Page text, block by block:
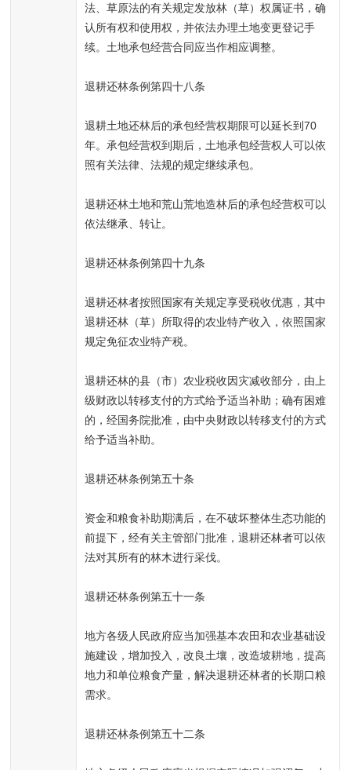
法、草原法的有关规定发放林（草）权属证书，确
认所有权和使用权，并依法办理土地变更登记手
续。土地承包经营合同应当作相应调整。
退耕还林条例第四十八条
退耕土地还林后的承包经营权期限可以延长到70
年。承包经营权到期后，土地承包经营权人可以依
照有关法律、法规的规定继续承包。
退耕还林土地和荒山荒地造林后的承包经营权可以
依法继承、转让。
退耕还林条例第四十九条
退耕还林者按照国家有关规定享受税收优惠，其中
退耕还林（草）所取得的农业特产收入，依照国家
规定免征农业特产税。
退耕还林的县（市）农业税收因灾减收部分，由上
级财政以转移支付的方式给予适当补助；确有困难
的，经国务院批准，由中央财政以转移支付的方式
给予适当补助。
退耕还林条例第五十条
资金和粮食补助期满后，在不破坏整体生态功能的
前提下，经有关主管部门批准，退耕还林者可以依
法对其所有的林木进行采伐。
退耕还林条例第五十一条
地方各级人民政府应当加强基本农田和农业基础设
施建设，增加投入，改良土壤，改造坡耕地，提高
地力和单位粮食产量，解决退耕还林者的长期口粮
需求。
退耕还林条例第五十二条